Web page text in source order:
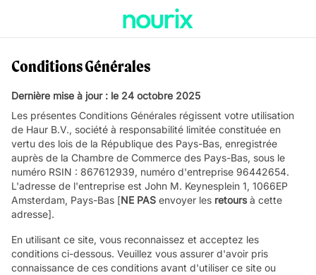
Conditions Générales
Dernière mise à jour : le 24 octobre 2025
Les présentes Conditions Générales régissent votre utilisation
de Haur B.V., société à responsabilité limitée constituée en
vertu des lois de la République des Pays-Bas, enregistrée
auprès de la Chambre de Commerce des Pays-Bas, sous le
numéro RSIN : 867612939, numéro d'entreprise 96442654.
L'adresse de l'entreprise est John M. Keynesplein 1, 1066EP
Amsterdam, Pays-Bas [NE PAS envoyer les retoursà cette
adresse].
En utilisant ce site, vous reconnaissez et acceptez les
conditions ci-dessous. Veuillez vous assurer d'avoir pris
connaissance de ces conditions avant d'utiliser ce site ou